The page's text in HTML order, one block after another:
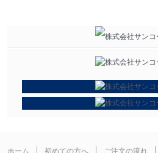
ホーム 初めての方へ ご注文の流れ